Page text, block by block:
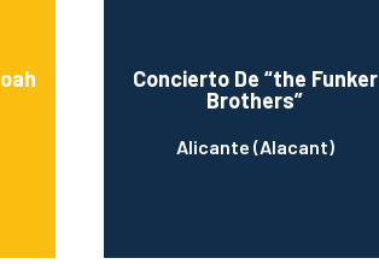
Concierto De “the Funker
Brothers”
Alicante (Alacant)